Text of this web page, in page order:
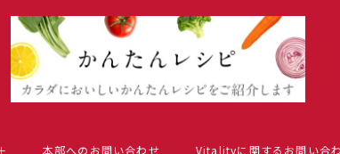
本部へのお問い合わせ
Vitalityに関するお問い合